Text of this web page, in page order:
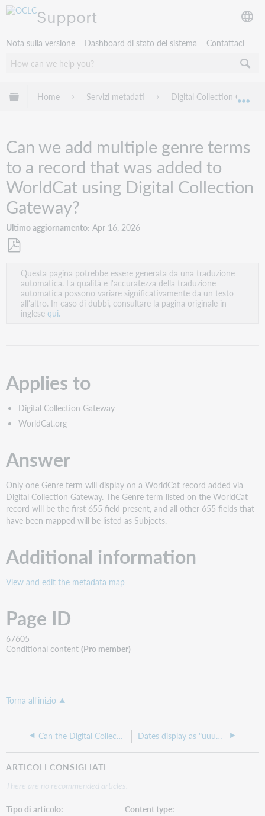
Support
Nota sulla versione Dashboard di stato del sistema Contattaci
Espandi/comprimi la gerarchia globale
Home Servizi metadati Digital Collection
Can we add multiple genre terms
to a record that was added to
WorldCat using Digital Collection
Gateway?
Ultimo aggiornamento Apr 16, 2026
come
PDF
Questa pagina potrebbe essere generata da una traduzione
automatica. La qualità e l'accuratezza della traduzione
automatica possono variare significativamente da un testo
all'altro. In caso di dubbi, consultare la pagina originale in
inglesequi.
Applies to
Digital Collection Gateway
WorldCat.org
Answer
Only one Genre term will display on a WorldCat record added via
Digital Collection Gateway. The Genre term listed on the WorldCat
record will be the first 655 field present, and all other 655 fields that
have been mapped will be listed as Subjects.
Additional information
View and edit the metadata map
Page ID
67605
Conditional content(Pro member)
Torna all'inizio
Can the Digital Collection Gateway support a non OAI-PMH compliant repository? Dates display as "uuuu" in our DCG records
ARTICOLI CONSIGLIATI
There are no recommended articles.
Tipo di articolo
Content type